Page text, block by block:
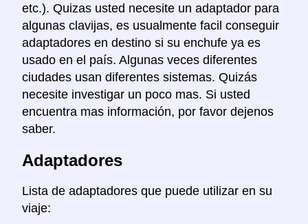
etc.). Quizas usted necesite un adaptador para
algunas clavijas, es usualmente facil conseguir
adaptadores en destino si su enchufe ya es
usado en el país. Algunas veces diferentes
ciudades usan diferentes sistemas. Quizás
necesite investigar un poco mas. Si usted
encuentra mas información, por favor dejenos
saber.
Adaptadores
Lista de adaptadores que puede utilizar en su
viaje: